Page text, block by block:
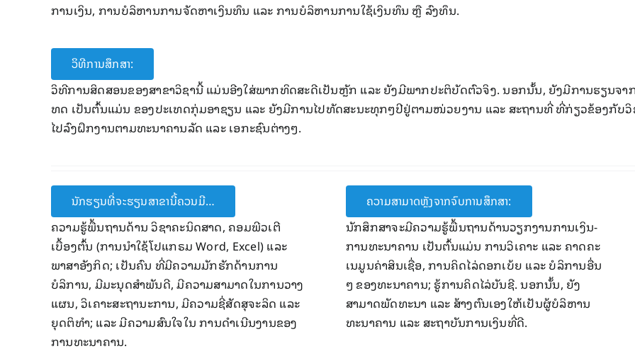
ການ​ເງິນ, ການ​ບໍລິຫານ​ການ​ຈັດ​ຫາ​ເງິນ​ທຶນ ແລະ ການ​ບໍລິຫານ​ການ​ໃຊ້​ເງິນທຶນ ຫຼື ລົງທຶນ.
ວິທີການສຶກສາ:
ວິທີ​ການ​ສິດສອນ​ຂອງ​ສາຂາວິຊາ​ນີ້ ​ແມ່ນ​ອີງ​ໃສ່​​ພາກ​ທິດ​ສະ​ດີເປັນຫຼັກ ​ແລະ ຍັງມີພາກປະຕິບັດ​ຕົວ​ຈິງ. ນອກ​ນັ້ນ, ຍັງ​ມີ​ການຮຽນ​ຈາ
ທດ​ ເປັນ​ຕົ້ນ​ແມ່ນ ຂອງປະ​ເທດ​ກຸ່ມ​ອາຊຽນ​ ແລະ ຍັງ​ມີ​ການ​ໄປ​ທັດສະນະ​ທຸກໆປີ​ຢູ່​ຕາມ​ໜ່ວຍ​ງານ ​ແລະ ​ສະ​ຖານ​ທີ່ ​ທີ່​ກ່ຽວ​ຂ້ອງ​ກັບ​
ໄປ​ລົງ​ຝຶກ​ງານ​ຕາມ​ທະນາຄານ​ລັດ ​ແລະ ​ເອກະ​ຊົນຕ່າງໆ.
ນັກຮຽນທີ່ຈະຮຽນສາຂານີ້ຄວນມີ…
ຄວາມ​ຮູ້​ພື້ນຖານ​ດ້ານ​ ​ວິຊາ​ຄະນິດສາດ, ຄອມ​ພີ​ວ​ເຕີ​
ເບື້ອງຕົ້ນ (ການ​ນໍາໃຊ້​ໂປ​ແກ​ຣມ Word, Excel) ​ແລະ
ພາສາ​ອັງກິດ; ​ເປັນຄົນ ທີ່ມີ​ຄວາມ​ມັກ​ຮັກ​ດ້ານ​ການ​
ບໍລິການ, ມີ​ມະນຸດ​ສຳພັນ​ດີ, ມີ​ຄວາມ​ສາມາດ​ໃນ​ການວາງ​
ແຜນ, ວິ​ເຄາະ​ສະຖານະ​ການ, ມີ​ຄວາມ​ຊີ່​ສັດ​ສຸ​ຈະລິດ ​ແລະ
ຍຸດຕິ​ທຳ​; ​ແລະ ມີ​ຄວາມ​ສົນ​ໃຈ​ໃນ ການ​ດໍາ​ເນີນ​ງານ​ຂອງ
ການ​ທະນາຄານ.
ຄວາມສາມາດຫຼັງຈາກຈົບການສຶກສາ:
ນັກ​ສຶກ​ສາ​ຈະ​​ມີຄວາມ​ຮູ້ພື້ນຖານ​ດ້ານວຽກງານ​​ການ​ເງິນ-
ການ​ທະນາຄານ ​ເປັນຕົ້ນ​ແມ່ນ ການ​ວິ​ເຄາະ ​ແລະ ຄາດ​ຄະ​
ເນມູນຄ່າ​ສິນ​ເຊື່ອ, ການ​ຄິດ​ໄລ່​ດອກ​ເບ້ຍ ​ແລະ ບໍລິການ​ອື່ນ
ໆ ຂອງ​ທະນາຄານ; ຮູ້​ການຄິດ​ໄລ່​ບັນຊີ​. ນອກ​ນັ້ນ, ຍັງ
ສາມາດ​ພັດທະນາ ​ແລະ ສ້າງຕົນເອງ​ໃຫ້​ເປັນ​ຜູ້​ບໍລິຫານ
ທະນາຄານ ​ແລະ ສະ​ຖາ​ບັນ​ການ​ເງິນ​ທີ່​ດີ​.